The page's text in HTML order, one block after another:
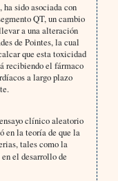
sido asociada con
QT, un cambio
a una alteración
de Pointes, la cual
que esta toxicidad
recibiendo el fármaco
a largo plazo
clínico aleatorio
en la teoría de que la
tales como la
el desarrollo de